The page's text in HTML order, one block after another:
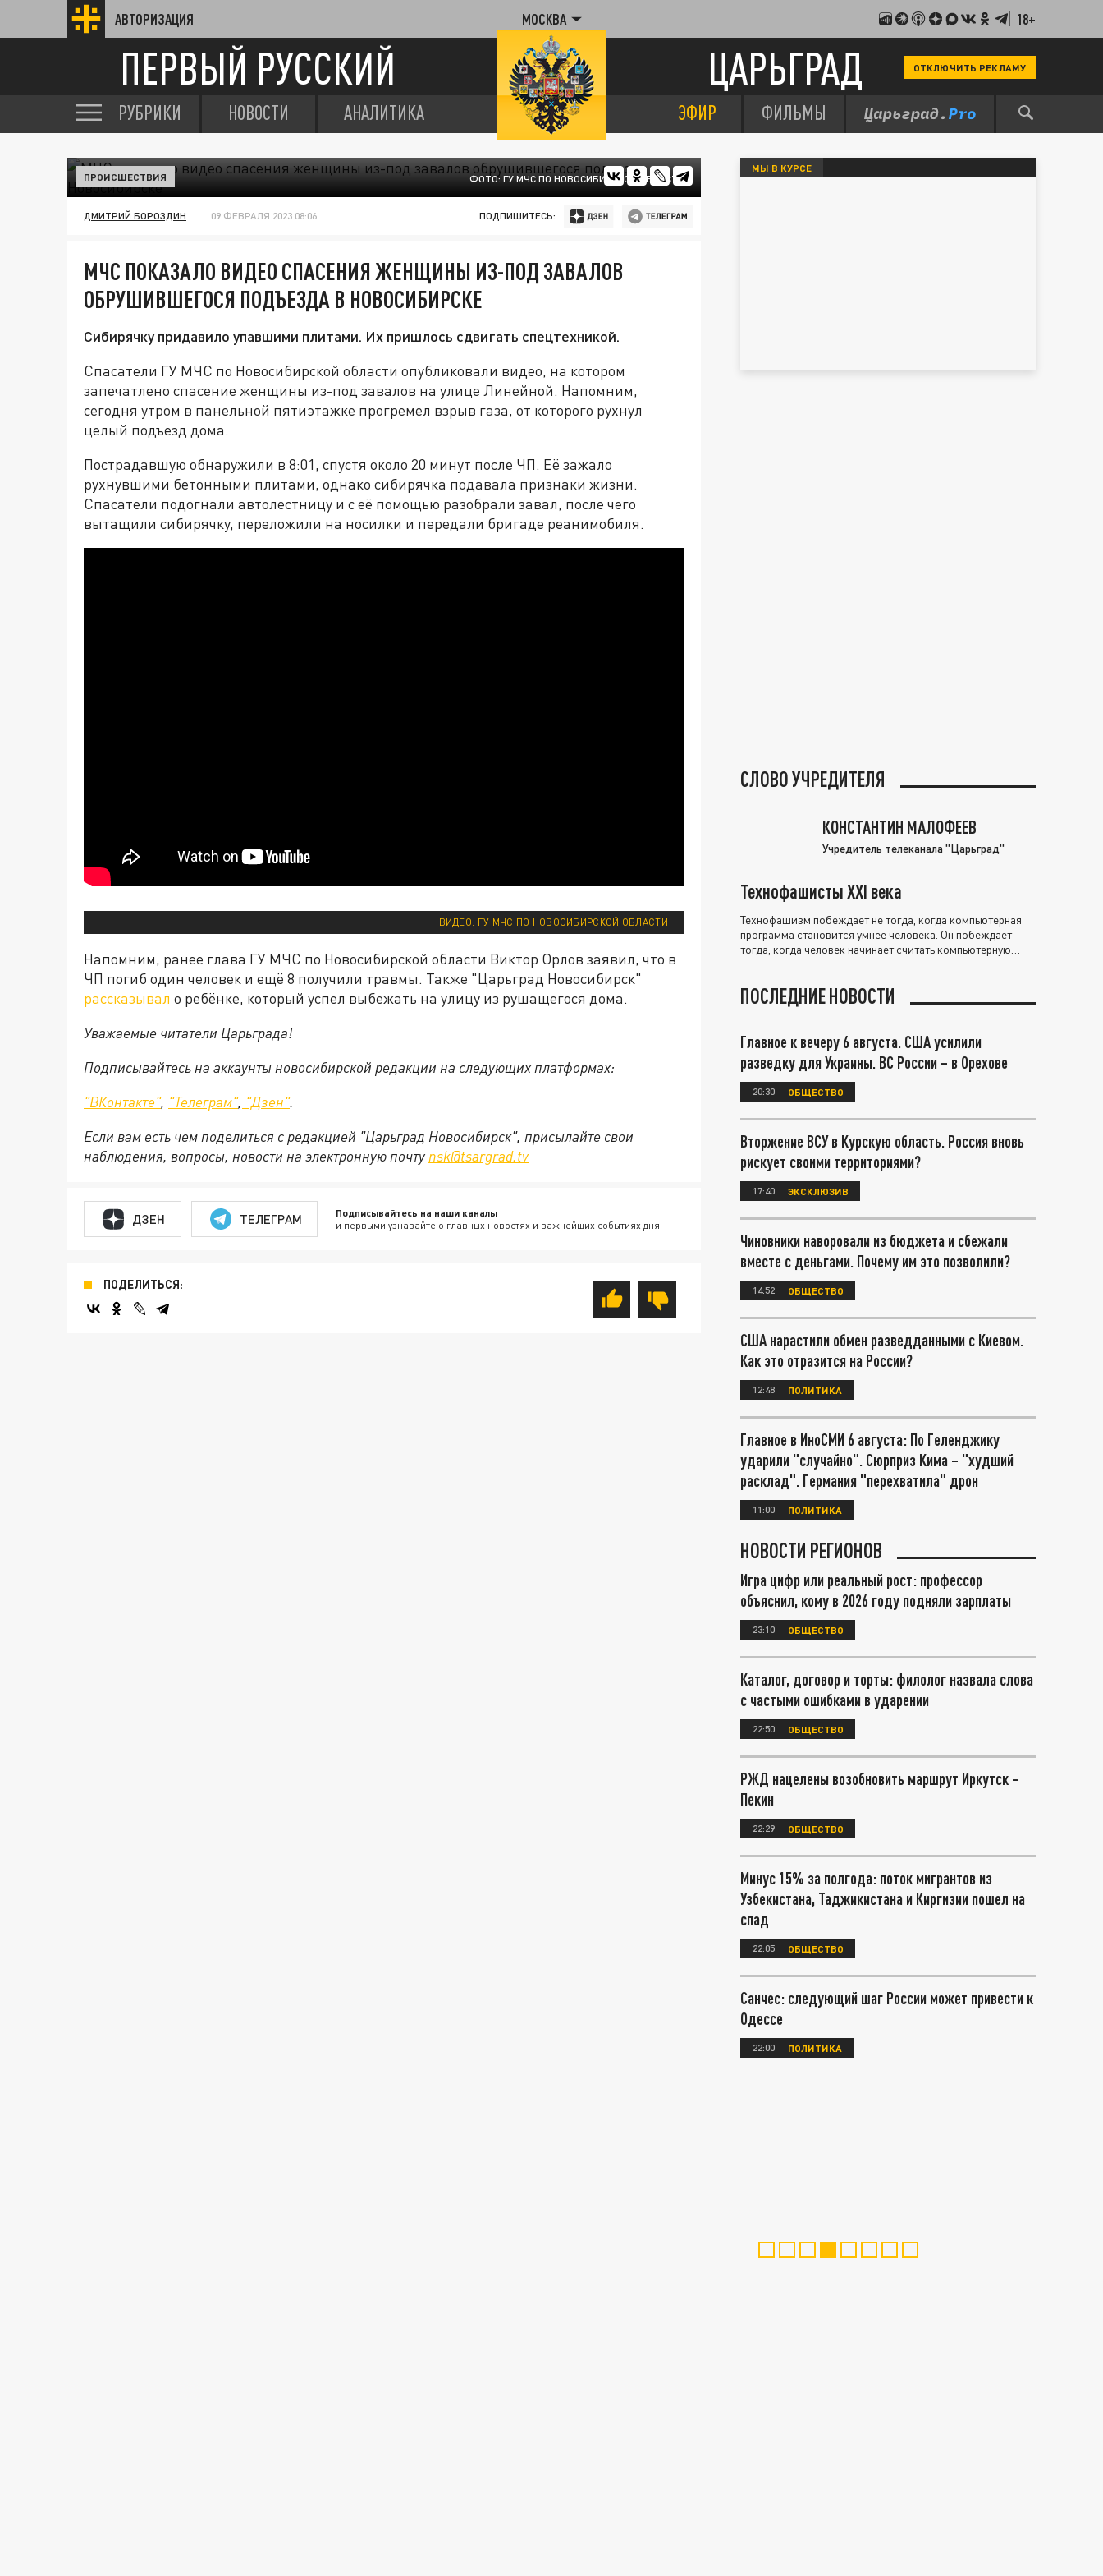
АВТОРИЗАЦИЯ МОСКВА 18+
ПЕРВЫЙ РУССКИЙ ЦАРЬГРАД ОТКЛЮЧИТЬ РЕКЛАМУ
РУБРИКИ НОВОСТИ АНАЛИТИКА ЭФИР ФИЛЬМЫ
ФОТО: ГУ МЧС ПО НОВОСИБИРСКОЙ ОБЛАСТИ
ПРОИСШЕСТВИЯ
ДМИТРИЙ БОРОЗДИН 09 ФЕВРАЛЯ 2023 08:06 ПОДПИШИТЕСЬ:
МЧС ПОКАЗАЛО ВИДЕО СПАСЕНИЯ ЖЕНЩИНЫ ИЗ-ПОД ЗАВАЛОВ
ОБРУШИВШЕГОСЯ ПОДЪЕЗДА В НОВОСИБИРСКЕ
Сибирячку придавило упавшими плитами. Их пришлось сдвигать спецтехникой.
Спасатели ГУ МЧС по Новосибирской области опубликовали видео, на котором
запечатлено спасение женщины из-под завалов на улице Линейной. Напомним,
сегодня утром в панельной пятиэтажке прогремел взрыв газа, от которого рухнул
целый подъезд дома.
Пострадавшую обнаружили в 8:01, спустя около 20 минут после ЧП. Её зажало
рухнувшими бетонными плитами, однако сибирячка подавала признаки жизни.
Спасатели подогнали автолестницу и с её помощью разобрали завал, после чего
вытащили сибирячку, переложили на носилки и передали бригаде реанимобиля.
ВИДЕО: ГУ МЧС ПО НОВОСИБИРСКОЙ ОБЛАСТИ
Напомним, ранее глава ГУ МЧС по Новосибирской области Виктор Орлов заявил, что в
ЧП погиб один человек и ещё 8 получили травмы. Также "Царьград Новосибирск"
рассказывал о ребёнке, который успел выбежать на улицу из рушащегося дома.
Уважаемые читатели Царьграда!
Подписывайтесь на аккаунты новосибирской редакции на следующих платформах:
"ВКонтакте", "Телеграм", "Дзен".
Если вам есть чем поделиться с редакцией "Царьград Новосибирск", присылайте свои
наблюдения, вопросы, новости на электронную почту nsk@tsargrad.tv
ДЗЕН ТЕЛЕГРАМ Подписывайтесь на наши каналы
и первыми узнавайте о главных новостях и важнейших событиях дня.
ПОДЕЛИТЬСЯ:
МЫ В КУРСЕ
СЛОВО УЧРЕДИТЕЛЯ
КОНСТАНТИН МАЛОФЕЕВ
Учредитель телеканала "Царьград"
Технофашисты XXI века
Технофашизм побеждает не тогда, когда компьютерная
программа становится умнее человека. Он побеждает
тогда, когда человек начинает считать компьютерную
ПОСЛЕДНИЕ НОВОСТИ
Главное к вечеру 6 августа. США усилили
разведку для Украины. ВС России – в Орехове
20:30 ОБЩЕСТВО
Вторжение ВСУ в Курскую область. Россия вновь
рискует своими территориями?
17:40 ЭКСКЛЮЗИВ
Чиновники наворовали из бюджета и сбежали
вместе с деньгами. Почему им это позволили?
14:52 ОБЩЕСТВО
США нарастили обмен разведданными с Киевом.
Как это отразится на России?
12:48 ПОЛИТИКА
Главное в ИноСМИ 6 августа: По Геленджику
ударили "случайно". Сюрприз Кима – "худший
расклад". Германия "перехватила" дрон
11:00 ПОЛИТИКА
НОВОСТИ РЕГИОНОВ
Игра цифр или реальный рост: профессор
объяснил, кому в 2026 году подняли зарплаты
23:10 ОБЩЕСТВО
Каталог, договор и торты: филолог назвала слова
с частыми ошибками в ударении
22:50 ОБЩЕСТВО
РЖД нацелены возобновить маршрут Иркутск –
Пекин
22:29 ОБЩЕСТВО
Минус 15% за полгода: поток мигрантов из
Узбекистана, Таджикистана и Киргизии пошел на
спад
22:05 ОБЩЕСТВО
Санчес: следующий шаг России может привести к
Одессе
22:00 ПОЛИТИКА